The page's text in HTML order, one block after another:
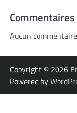
Aucun
Copyright © 2026
Powered by